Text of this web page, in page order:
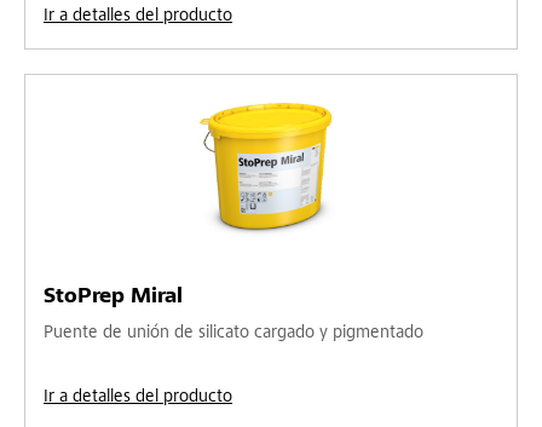
Ir a detalles del producto
StoPrep Miral
Puente de unión de silicato cargado y pigmentado
Ir a detalles del producto